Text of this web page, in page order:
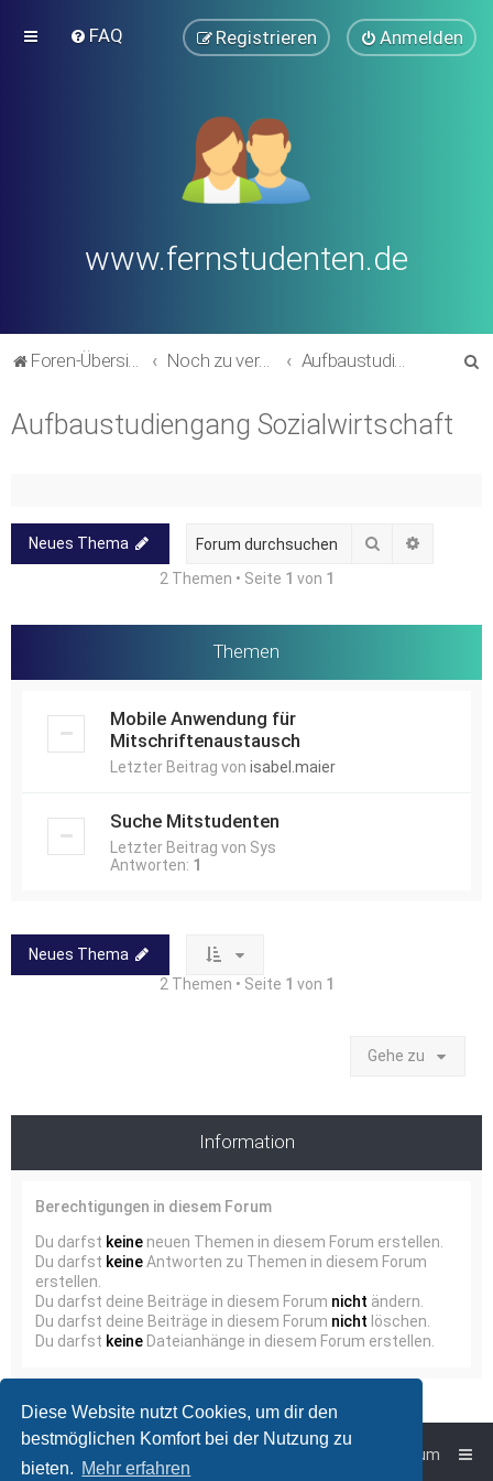
Diese Website nutzt Cookies, um dir den
bestmöglichen Komfort bei der Nutzung zu
bieten. Mehr erfahren
FAQ Anmelden
Registrieren
www.fernstudenten.de
Foren-Übersicht Noch zu verschieben in andere Bereiche (alte Forumsstruktur) Aufbaustudiengang Sozialwirtschaft
Aufbaustudiengang Sozialwirtschaft
Neues Thema Suche
2 Themen • Seite 1 von 1
Themen
Mobile Anwendung für
Mitschriftenaustausch
Letzter Beitrag von isabel.maier
Suche Mitstudenten
Letzter Beitrag von Sys
Antworten: 1
Neues Thema
2 Themen • Seite 1 von 1
Gehe zu
Information
Berechtigungen in diesem Forum
Du darfst keine neuen Themen in diesem Forum erstellen.
Du darfst keineAntworten zu Themen in diesem Forum
erstellen.
Du darfst deine Beiträge in diesem Forum nicht ändern.
Du darfst deine Beiträge in diesem Forum nicht löschen.
Du darfst keine Dateianhänge in diesem Forum erstellen.
Impressum